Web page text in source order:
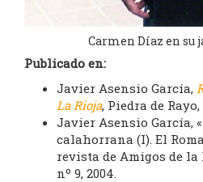
Carmen Díaz en
Publicado en:
Javier Asensio García,
La Rioja, Piedra de
Javier Asensio García,
calahorrana (I). El
revista de Amigos de
nº 9, 2004.